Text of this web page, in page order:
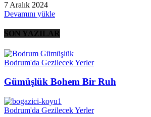
7 Aralık 2024
Devamını yükle
SON YAZILAR
Bodrum'da Gezilecek Yerler
Gümüşlük Bohem Bir Ruh
Bodrum'da Gezilecek Yerler